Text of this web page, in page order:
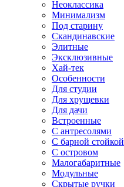
Неоклассика
Минимализм
Под старину
Скандинавские
Элитные
Эксклюзивные
Хай-тек
Особенности
Для студии
Для хрущевки
Для дачи
Встроенные
С антресолями
С барной стойкой
С островом
Малогабаритные
Модульные
Скрытые ручки